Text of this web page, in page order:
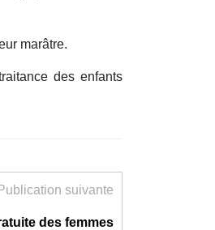
marâtre.
des enfants
Publication suivante
des femmes